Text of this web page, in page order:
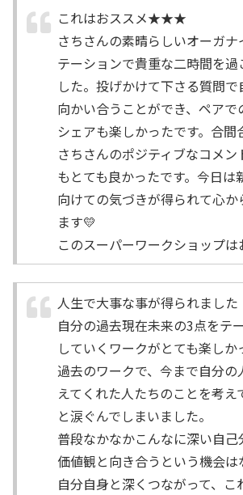
これはおススメ★★★
さちさんの素晴らしいオーガナ
テーションで貴重な二時間を過
した。投げかけて下さる質問で
向かい合うことができ、ペア
シェアも楽しかったです。合間
さちさんのポジティブなコメ
もとても良かったです。今日は
向けての気づきが得られて心か
ます💛
このスーパーワークショップは
人生で大事な事が得られました
自分の過去現在未来の3点をテ
していくワークがとても楽しか
過去のワークで、今まで自分の
えてくれた人たちのことを考え
と涙ぐんでしまいました。
普段なかなかこんなに深い自
価値観と向き合うという機会は
自分自身と深くつながって、こ